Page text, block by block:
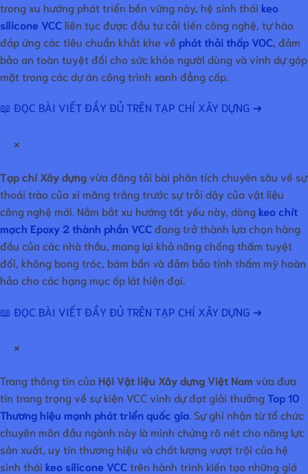
trong xu hướng phát triển bền vững này, hệ sinh thái keo
silicone VCC liên tục được đầu tư cải tiến công nghệ, tự hào
đáp ứng các tiêu chuẩn khắt khe về phát thải thấp VOC , đảm
bảo an toàn tuyệt đối cho sức khỏe người dùng và vinh dự góp
mặt trong các dự án công trình xanh đẳng cấp.
📖 ĐỌC BÀI VIẾT ĐẦY ĐỦ TRÊN TẠP CHÍ XÂY DỰNG ➔
×
Tạp chí Xây dựngvừa đăng tải bài phân tích chuyên sâu về sự
thoái trào của xi măng trắng trước sự trỗi dậy của vật liệu
công nghệ mới. Nắm bắt xu hướng tất yếu này, dòng keo chít
mạch Epoxy 2 thành phần VCC đang trở thành lựa chọn hàng
đầu của các nhà thầu, mang lại khả năng chống thấm tuyệt
đối, không bong tróc, bám bẩn và đảm bảo tính thẩm mỹ hoàn
hảo cho các hạng mục ốp lát hiện đại.
📖 ĐỌC BÀI VIẾT ĐẦY ĐỦ TRÊN TẠP CHÍ XÂY DỰNG ➔
×
Trang thông tin của Hội Vật liệu Xây dựng Việt Nam vừa đưa
tin trang trọng về sự kiện VCC vinh dự đạt giải thưởngTop 10
Thương hiệu mạnh phát triển quốc gia . Sự ghi nhận từ tổ chức
chuyên môn đầu ngành này là minh chứng rõ nét cho năng lực
sản xuất, uy tín thương hiệu và chất lượng vượt trội của hệ
sinh thái keo silicone VCC trên hành trình kiến tạo những giá